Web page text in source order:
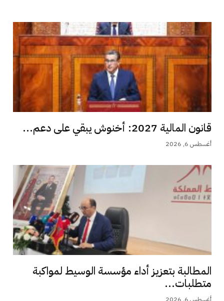
قانون المالية 2027: أخنوش يبقي على دعم...
أغسطس 6, 2026
المطالبة بتعزيز أداء مؤسسة الوسيط لمواكبة
متطلبات...